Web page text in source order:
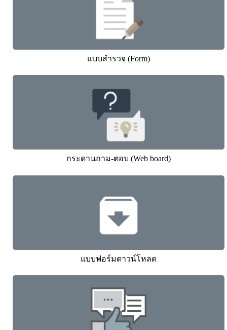
แบบสำรวจ (Form)
กระดานถาม-ตอบ (Web board)
แบบฟอร์มดาวน์โหลด